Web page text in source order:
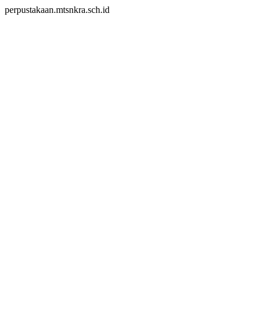
perpustakaan.mtsnkra.sch.id